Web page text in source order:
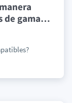
de gama…